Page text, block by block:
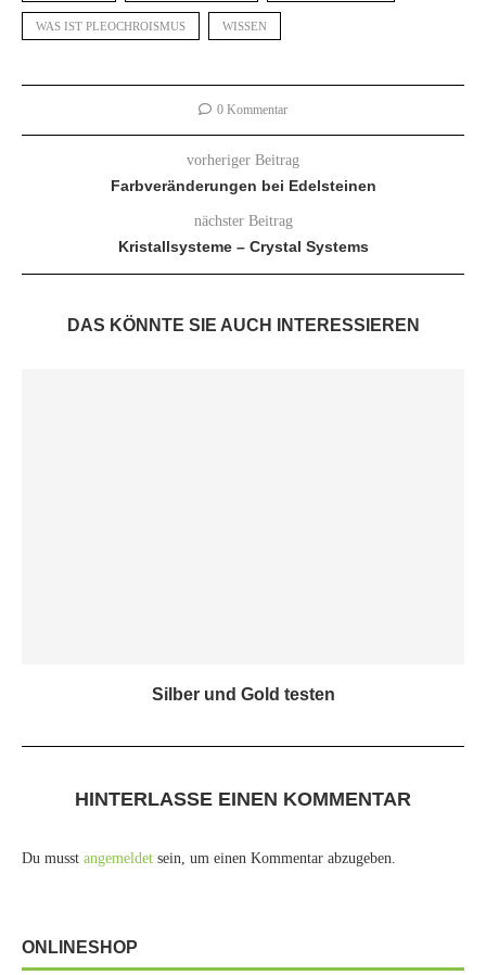
WAS IST PLEOCHROISMUS WISSEN
0 Kommentar
vorheriger Beitrag
Farbveränderungen bei Edelsteinen
nächster Beitrag
Kristallsysteme – Crystal Systems
DAS KÖNNTE SIE AUCH INTERESSIEREN
Silber und Gold testen
HINTERLASSE EINEN KOMMENTAR
Du musst angemeldet sein, um einen Kommentar abzugeben.
ONLINESHOP